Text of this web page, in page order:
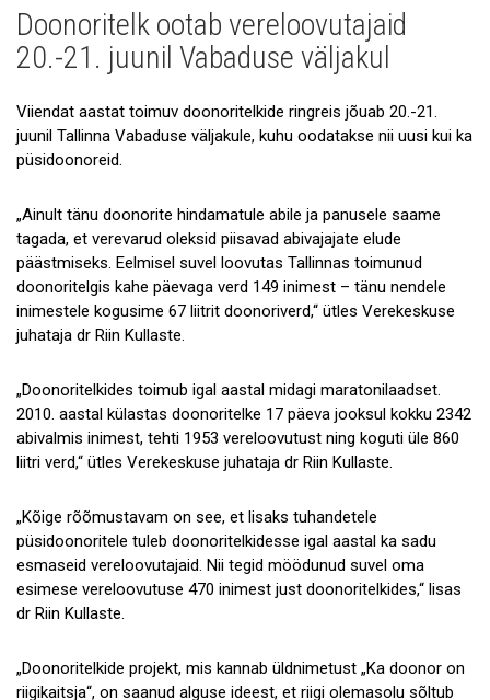
Uudised
Galerii
Koostöö
Tule tööle!
Tule ekskursioonile!
Andmekaitse
Doonoritelk ootab vereloovutajaid
20.-21. juunil Vabaduse väljakul
Viiendat aastat toimuv doonoritelkide ringreis jõuab 20.-21.
juunil Tallinna Vabaduse väljakule, kuhu oodatakse nii uusi kui ka
püsidoonoreid.
„Ainult tänu doonorite hindamatule abile ja panusele saame
tagada, et verevarud oleksid piisavad abivajajate elude
päästmiseks. Eelmisel suvel loovutas Tallinnas toimunud
doonoritelgis kahe päevaga verd 149 inimest – tänu nendele
inimestele kogusime 67 liitrit doonoriverd,“ ütles Verekeskuse
juhataja dr Riin Kullaste.
„Doonoritelkides toimub igal aastal midagi maratonilaadset.
2010. aastal külastas doonoritelke 17 päeva jooksul kokku 2342
abivalmis inimest, tehti 1953 vereloovutust ning koguti üle 860
liitri verd,“ ütles Verekeskuse juhataja dr Riin Kullaste.
„Kõige rõõmustavam on see, et lisaks tuhandetele
püsidoonoritele tuleb doonoritelkidesse igal aastal ka sadu
esmaseid vereloovutajaid. Nii tegid möödunud suvel oma
esimese vereloovutuse 470 inimest just doonoritelkides,“ lisas
dr Riin Kullaste.
„Doonoritelkide projekt, mis kannab üldnimetust „Ka doonor on
riigikaitsja“, on saanud alguse ideest, et riigi olemasolu sõltub